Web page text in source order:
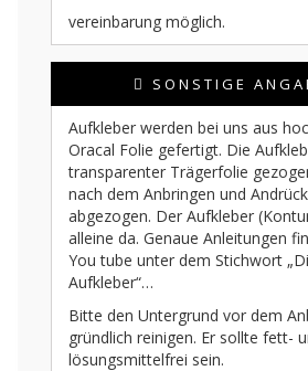
vereinbarung möglich.
SONSTIGE
Aufkleber werden bei uns aus
Oracal Folie gefertigt. Die
transparenter Trägerfolie
nach dem Anbringen und
abgezogen. Der Aufkleber
alleine da. Genaue Anleitungen
You tube unter dem Stichwort
Aufkleber“…
Bitte den Untergrund vor dem
gründlich reinigen. Er sollte fett-
lösungsmittelfrei sein.